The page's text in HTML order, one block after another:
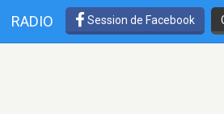
RADIO Session de Facebook